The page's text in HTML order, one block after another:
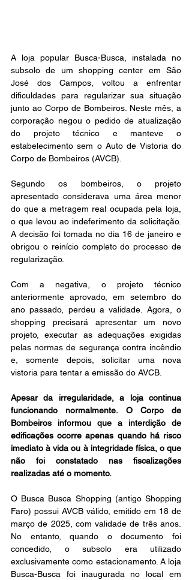
A loja popular Busca-Busca, instalada no
subsolo de um shopping center em São
José dos Campos, voltou a enfrentar
dificuldades para regularizar sua situação
junto ao Corpo de Bombeiros. Neste mês, a
corporação negou o pedido de atualização
do projeto técnico e manteve o
estabelecimento sem o Auto de Vistoria do
Corpo de Bombeiros (AVCB).
Segundo os bombeiros, o projeto
apresentado considerava uma área menor
do que a metragem real ocupada pela loja,
o que levou ao indeferimento da solicitação.
A decisão foi tomada no dia 16 de janeiro e
obrigou o reinício completo do processo de
regularização.
Com a negativa, o projeto técnico
anteriormente aprovado, em setembro do
ano passado, perdeu a validade. Agora, o
shopping precisará apresentar um novo
projeto, executar as adequações exigidas
pelas normas de segurança contra incêndio
e, somente depois, solicitar uma nova
vistoria para tentar a emissão do AVCB.
Apesar da irregularidade, a loja continua
funcionando normalmente. O Corpo de
Bombeiros informou que a interdição de
edificações ocorre apenas quando há risco
imediato à vida ou à integridade física, o que
não foi constatado nas fiscalizações
realizadas até o momento.
O Busca Busca Shopping (antigo Shopping
Faro) possui AVCB válido, emitido em 18 de
março de 2025, com validade de três anos.
No entanto, quando o documento foi
concedido, o subsolo era utilizado
exclusivamente como estacionamento. A loja
Busca-Busca foi inaugurada no local em